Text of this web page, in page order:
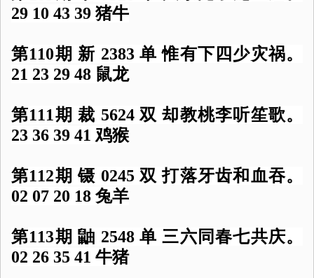
29 10 43 39 猪牛
第110期 新 2383 单 惟有下四少灾祸。
21 23 29 48 鼠龙
第111期 裁 5624 双 却教桃李听笙歌。
23 36 39 41 鸡猴
第112期 镊 0245 双 打落牙齿和血吞。
02 07 20 18 兔羊
第113期 鼬 2548 单 三六同春七共庆。
02 26 35 41 牛猪